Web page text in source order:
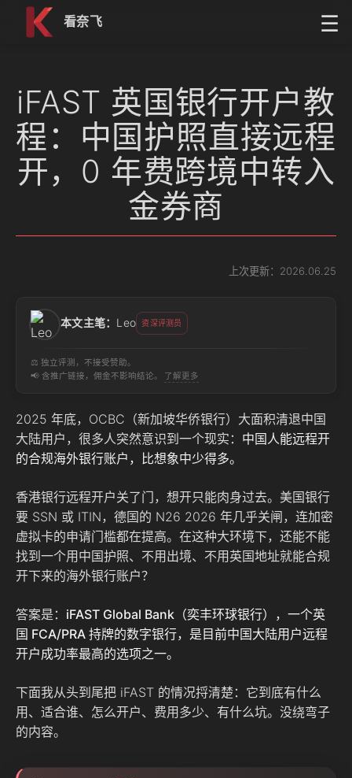
跳到内容
看奈飞 ☰
iFAST 英国银行开户教
程：中国护照直接远程
开，0 年费跨境中转入
金券商
上次更新：2026.06.25
本文主笔： Leo 资深评测员
⚖️ 独立评测，不接受赞助。
📢 含推广链接，佣金不影响结论。
了解更多
2025 年底，OCBC（新加坡华侨银行）大面积清退中国
大陆用户，很多人突然意识到一个现实： 中国人能远程开
的合规海外银行账户，比想象中少得多。
香港银行远程开户关了门，想开只能肉身过去。美国银行
要 SSN 或 ITIN，德国的 N26 2026 年几乎关闸，连加密
虚拟卡的申请门槛都在提高。在这种大环境下，还能不能
找到一个用中国护照、不用出境、不用英国地址就能合规
开下来的海外银行账户？
答案是： iFAST Global Bank（奕丰环球银行），一个英
国 FCA/PRA 持牌的数字银行，是目前中国大陆用户远程
开户成功率最高的选项之一。
下面我从头到尾把 iFAST 的情况捋清楚：它到底有什么
用、适合谁、怎么开户、费用多少、有什么坑。没绕弯子
的内容。